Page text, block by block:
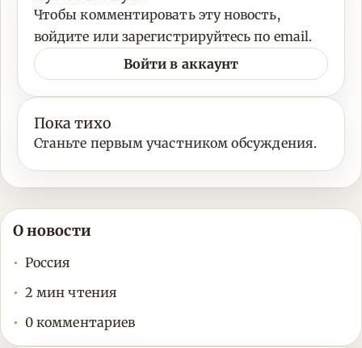
Чтобы комментировать эту новость,
войдите или зарегистрируйтесь по email.
Войти в аккаунт
Пока тихо
Станьте первым участником обсуждения.
О новости
Россия
2 мин чтения
0 комментариев